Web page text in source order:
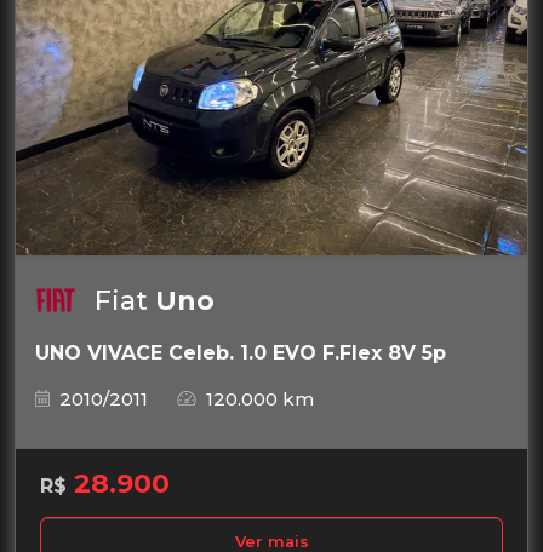
Fiat Uno
UNO VIVACE Celeb. 1.0 EVO F.Flex 8V 5p
2010/2011
120.000 km
R$ 28.900
Ver mais